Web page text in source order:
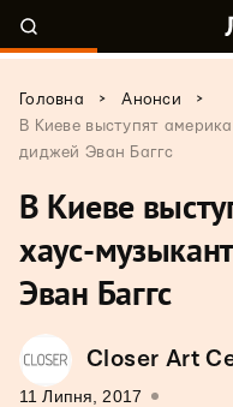
Головна > Анонси
>
В Киеве выступят
диджей Эван Баггс
В Киеве
хаус-
Эван Баггс
Closer Art
11 Липня, 2017